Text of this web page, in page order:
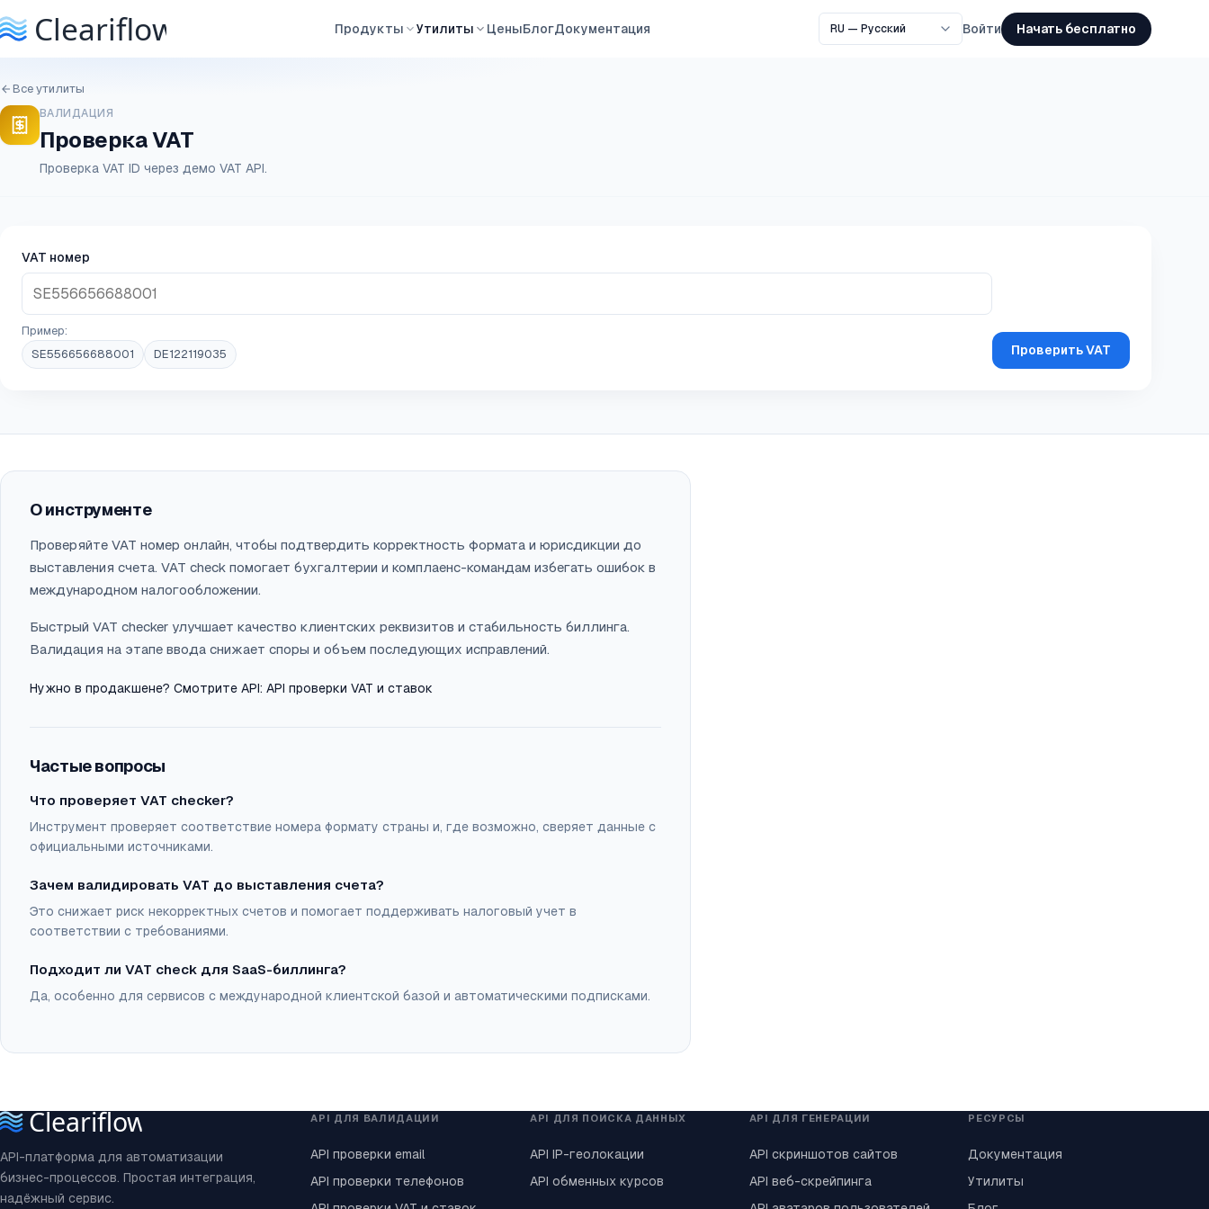
Продукты Утилиты ЦеныБлогДокументация Войти Начать бесплатно
Все утилиты
ВАЛИДАЦИЯ
Проверка VAT
Проверка VAT ID через демо VAT API.
VAT номер
Пример:
SE556656688001
DE122119035 Проверить VAT
О инструменте
Проверяйте VAT номер онлайн, чтобы подтвердить корректность формата и юрисдикции до
выставления счета. VAT check помогает бухгалтерии и комплаенс-командам избегать ошибок в
международном налогообложении.
Быстрый VAT checker улучшает качество клиентских реквизитов и стабильность биллинга.
Валидация на этапе ввода снижает споры и объем последующих исправлений.
Нужно в продакшене? Смотрите API: API проверки VAT и ставок
Частые вопросы
Что проверяет VAT checker?
Инструмент проверяет соответствие номера формату страны и, где возможно, сверяет данные с
официальными источниками.
Зачем валидировать VAT до выставления счета?
Это снижает риск некорректных счетов и помогает поддерживать налоговый учет в
соответствии с требованиями.
Подходит ли VAT check для SaaS-биллинга?
Да, особенно для сервисов с международной клиентской базой и автоматическими подписками.
API-платформа для автоматизации
бизнес-процессов. Простая интеграция,
надёжный сервис.
API ДЛЯ ВАЛИДАЦИИ
API проверки email
API проверки телефонов
API ДЛЯ ПОИСКА ДАННЫХ
API IP-геолокации
API обменных курсов
API ДЛЯ ГЕНЕРАЦИИ
API скриншотов сайтов
API веб-скрейпинга
РЕСУРСЫ
Документация
Утилиты